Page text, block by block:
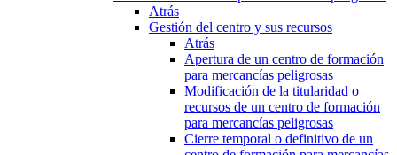
Atrás
Gestión del centro y sus recursos
Atrás
Apertura de un centro de formación
para mercancías peligrosas
Modificación de la titularidad o
recursos de un centro de formación
para mercancías peligrosas
Cierre temporal o definitivo de un